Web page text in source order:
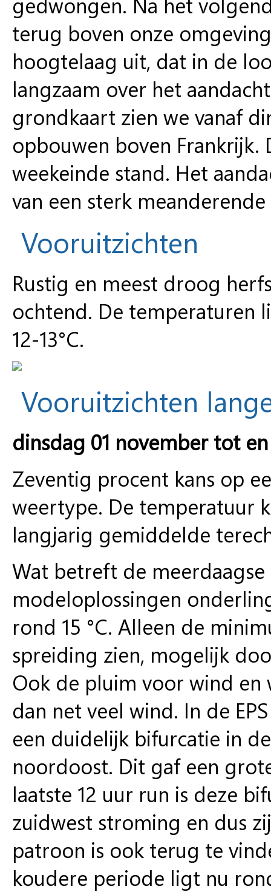
terug boven onze
hoogtelaag uit, dat in de
langzaam over het
grondkaart zien we vanaf
opbouwen boven
weekeinde stand. Het
van een sterk
Vooruitzichten
Rustig en meest droog
ochtend. De temperaturen
12-13°C.
Vooruitzichten
dinsdag 01 november tot
Zeventig procent kans op
weertype. De temperatuur
langjarig gemiddelde
Wat betreft de
modeloplossingen
rond 15 °C. Alleen de
spreiding zien, mogelijk
Ook de pluim voor wind en
dan net veel wind. In de
een duidelijk bifurcatie in
noordoost. Dit gaf een
laatste 12 uur run is deze
zuidwest stroming en dus
patroon is ook terug te
koudere periode ligt nu